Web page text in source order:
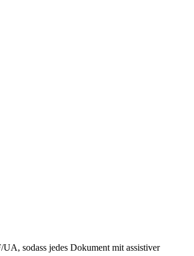
sodass jedes Dokument mit assistiver